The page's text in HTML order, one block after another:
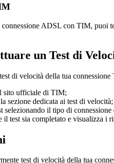
connessione ADSL con TIM, puoi
un Test di
di velocità della tua
sito ufficiale di TIM;
sezione dedicata ai test di velocità;
selezionando il tipo di
il test sia completato e visualizza i
test di velocità della tua